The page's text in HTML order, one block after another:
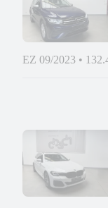
EZ 09/2023 •